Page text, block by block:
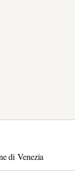
di Venezia